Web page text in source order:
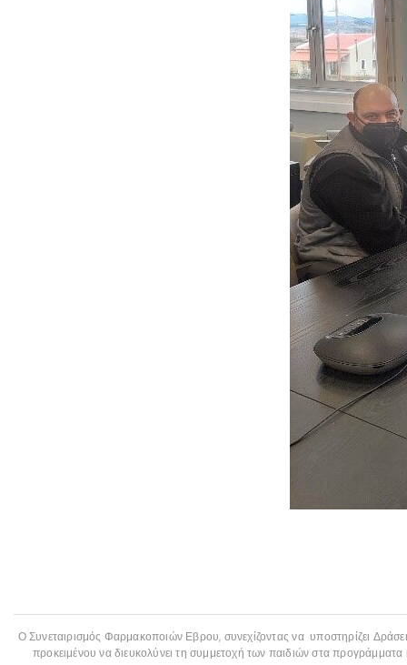
Ο Συνεταιρισμός Φαρμακοποιών Εβρου, συνεχίζοντας να υποστηρίζει
προκειμένου να διευκολύνει τη συμμετοχή των παιδιών στα